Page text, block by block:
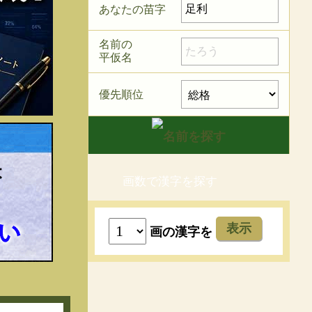
あなたの苗字
名前の
平仮名
優先順位
画数で漢字を探す
画の漢字を 表示